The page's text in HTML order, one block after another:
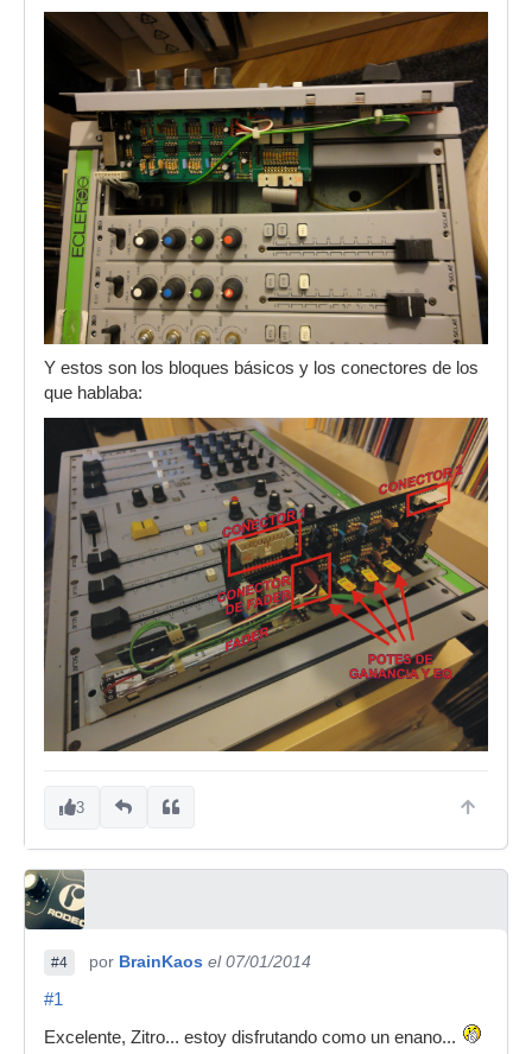
Y estos son los bloques básicos y los conectores de los
que hablaba:
3
#4 por BrainKaos el 07/01/2014
#1
Excelente, Zitro... estoy disfrutando como un enano...